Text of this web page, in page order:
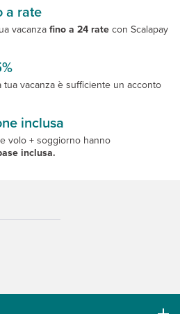
a rate
vacanzafino a 24 ratecon Scalapay
tua vacanza è sufficiente un acconto
inclusa
volo + soggiorno hanno
inclusa.